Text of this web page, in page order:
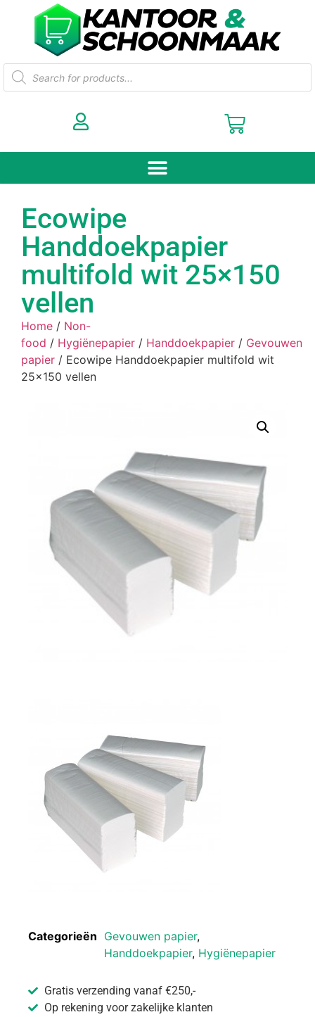
Ecowipe
Handdoekpapier
multifold wit 25×150
vellen
Home / Non-
food / Hygiënepapier / Handdoekpapier / Gevouwen
papier / Ecowipe Handdoekpapier multifold wit
25×150 vellen
Categorieën Gevouwen papier,
Handdoekpapier, Hygiënepapier
Gratis verzending vanaf €250,-
Op rekening voor zakelijke klanten